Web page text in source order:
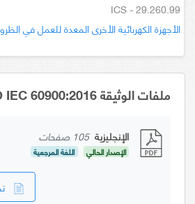
ICS - 29.260.99
الأجهزة الكهربائية الأخرى المعدة للعمل في
ملفات الوثيقة GSO IEC 60900:2016
الإنجليزية 105 صفحات
الإصدار الحالي اللغة المرجعية